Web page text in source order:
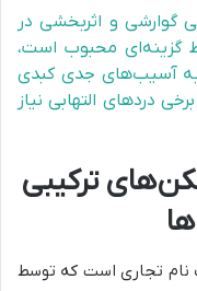
گوارشی و اثربخشی در
محبوب است،
آسیب‌های جدی کبدی
دردهای التهابی نیاز
ترکیبی
نام تجاری است که توسط